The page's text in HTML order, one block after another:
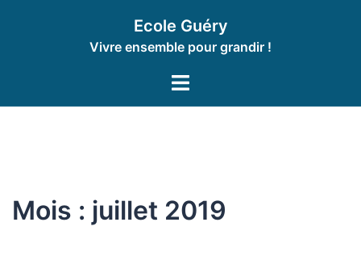
Ecole Guéry
Vivre ensemble pour grandir !
Ouvrir/fermer
Mois : juillet 2019